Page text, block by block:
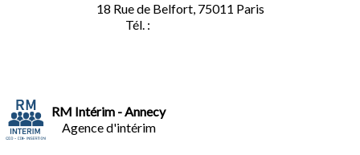
18 Rue de Belfort, 75011 Paris
Tél. :
RM Intérim - Annecy
Agence d'intérim